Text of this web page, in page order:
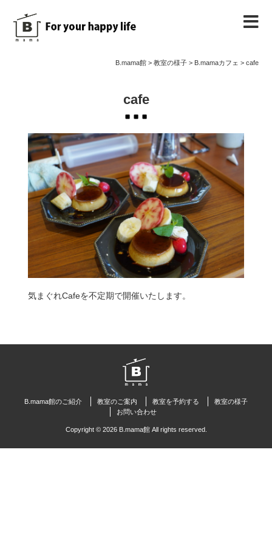
B.mama館> 教室の様子> B.mamaカフェ > cafe
cafe
気まぐれCafeを不定期で開催いたします。
B.mama館のご紹介 教室のご案内 教室を予約する
教室の様子
お問い合わせ
Copyright © 2026 B.mama館 All rights reserved.
教室の様子
ノート
お問い合わせ